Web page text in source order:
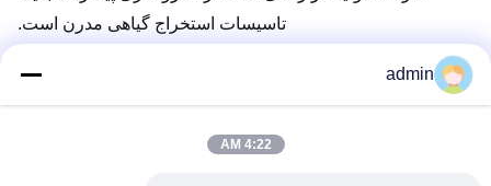
تاسیسات استخراج گیاهی مدرن است.
admin
4:22 AM